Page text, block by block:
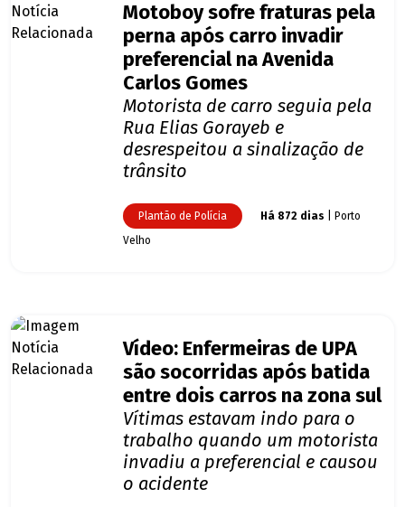
Motoboy sofre fraturas pela
perna após carro invadir
preferencial na Avenida
Carlos Gomes
Motorista de carro seguia pela
Rua Elias Gorayeb e
desrespeitou a sinalização de
trânsito
Plantão de Polícia Há 872 dias | Porto
Velho
Vídeo: Enfermeiras de UPA
são socorridas após batida
entre dois carros na zona sul
Vítimas estavam indo para o
trabalho quando um motorista
invadiu a preferencial e causou
o acidente